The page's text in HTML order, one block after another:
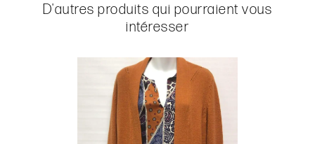
D'autres produits qui pourraient vous
intéresser